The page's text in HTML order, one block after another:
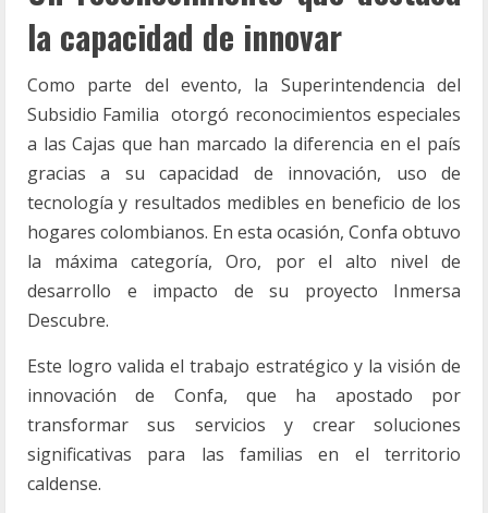
la capacidad de innovar
Como parte del evento, la Superintendencia del
Subsidio Familia otorgó reconocimientos especiales
a las Cajas que han marcado la diferencia en el país
gracias a su capacidad de innovación, uso de
tecnología y resultados medibles en beneficio de los
hogares colombianos. En esta ocasión, Confa obtuvo
la máxima categoría, Oro, por el alto nivel de
desarrollo e impacto de su proyecto Inmersa
Descubre.
Este logro valida el trabajo estratégico y la visión de
innovación de Confa, que ha apostado por
transformar sus servicios y crear soluciones
significativas para las familias en el territorio
caldense.